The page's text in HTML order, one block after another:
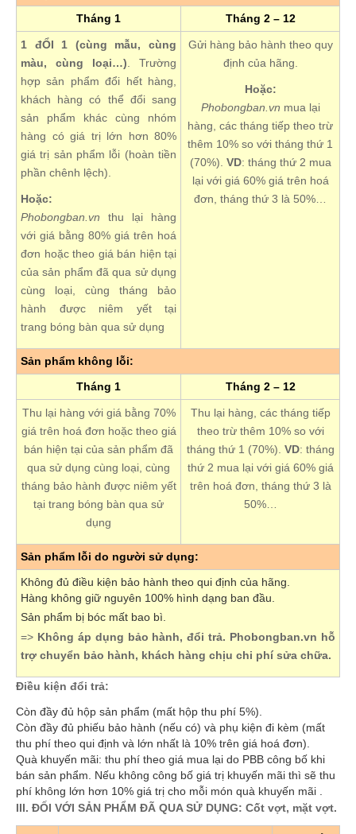
Tháng 1
Tháng 2 – 12
1 đỔI 1 (cùng mẫu, cùng
màu, cùng loại…) . Trường
hợp sản phẩm đổi hết hàng,
khách hàng có thể đổi sang
sản phẩm khác cùng nhóm
hàng có giá trị lớn hơn 80%
giá trị sản phẩm lỗi (hoàn tiền
phần chênh lệch).
Hoặc:
Phobongban.vn thu lại hàng
với giá bằng 80% giá trên hoá
đơn hoặc theo giá bán hiện tại
của sản phẩm đã qua sử dụng
cùng loại, cùng tháng bảo
hành được niêm yết tại
trang bóng bàn qua sử dụng
Gửi hàng bảo hành theo quy
định của hãng.
Hoặc:
Phobongban.vn mua lại
hàng, các tháng tiếp theo trừ
thêm 10% so với tháng thứ 1
(70%). VD: tháng thứ 2 mua
lại với giá 60% giá trên hoá
đơn, tháng thứ 3 là 50%…
Sản phẩm không lỗi:
Tháng 1
Tháng 2 – 12
Thu lại hàng với giá bằng 70%
giá trên hoá đơn hoặc theo giá
bán hiện tại của sản phẩm đã
qua sử dụng cùng loại, cùng
tháng bảo hành được niêm yết
tại trang bóng bàn qua sử
dụng
Thu lại hàng, các tháng tiếp
theo trừ thêm 10% so với
tháng thứ 1 (70%). VD: tháng
thứ 2 mua lại với giá 60% giá
trên hoá đơn, tháng thứ 3 là
50%…
Sản phẩm lỗi do người sử dụng:
Không đủ điều kiện bảo hành theo qui định của hãng.
Hàng không giữ nguyên 100% hình dạng ban đầu.
Sản phẩm bị bóc mất bao bì.
=> Không áp dụng bảo hành, đổi trả. Phobongban.vn hỗ
trợ chuyển bảo hành, khách hàng chịu chi phí sửa chữa.
Điều kiện đổi trả:
Còn đầy đủ hộp sản phẩm (mất hộp thu phí 5%).
Còn đầy đủ phiếu bảo hành (nếu có) và phụ kiện đi kèm (mất
thu phí theo qui định và lớn nhất là 10% trên giá hoá đơn).
Quà khuyến mãi: thu phí theo giá mua lại do PBB công bố khi
bán sản phẩm. Nếu không công bố giá trị khuyến mãi thì sẽ thu
phí không lớn hơn 10% giá trị cho mỗi món quà khuyến mãi .
III. ĐỐI VỚI SẢN PHẨM ĐÃ QUA SỬ DỤNG: Cốt vợt, mặt vợt.